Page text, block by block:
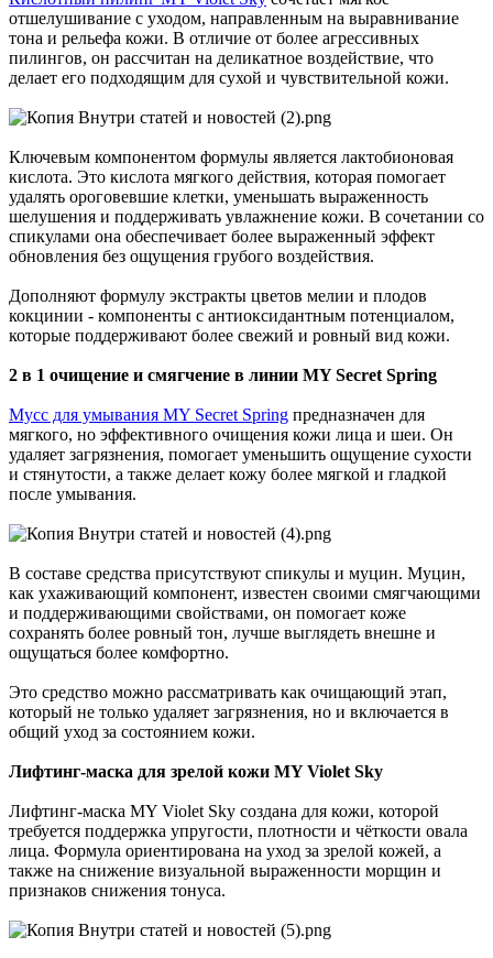
отшелушивание с уходом, направленным на выравнивание
тона и рельефа кожи. В отличие от более агрессивных
пилингов, он рассчитан на деликатное воздействие, что
делает его подходящим для сухой и чувствительной кожи.
Ключевым компонентом формулы является лактобионовая
кислота. Это кислота мягкого действия, которая помогает
удалять ороговевшие клетки, уменьшать выраженность
шелушения и поддерживать увлажнение кожи. В сочетании со
спикулами она обеспечивает более выраженный эффект
обновления без ощущения грубого воздействия.
Дополняют формулу экстракты цветов мелии и плодов
кокцинии - компоненты с антиоксидантным потенциалом,
которые поддерживают более свежий и ровный вид кожи.
2 в 1 очищение и смягчение в линии MY Secret Spring
Мусс для умывания MY Secret Spring предназначен для
мягкого, но эффективного очищения кожи лица и шеи. Он
удаляет загрязнения, помогает уменьшить ощущение сухости
и стянутости, а также делает кожу более мягкой и гладкой
после умывания.
В составе средства присутствуют спикулы и муцин. Муцин,
как ухаживающий компонент, известен своими смягчающими
и поддерживающими свойствами, он помогает коже
сохранять более ровный тон, лучше выглядеть внешне и
ощущаться более комфортно.
Это средство можно рассматривать как очищающий этап,
который не только удаляет загрязнения, но и включается в
общий уход за состоянием кожи.
Лифтинг-маска для зрелой кожи MY Violet Sky
Лифтинг-маска MY Violet Sky создана для кожи, которой
требуется поддержка упругости, плотности и чёткости овала
лица. Формула ориентирована на уход за зрелой кожей, а
также на снижение визуальной выраженности морщин и
признаков снижения тонуса.